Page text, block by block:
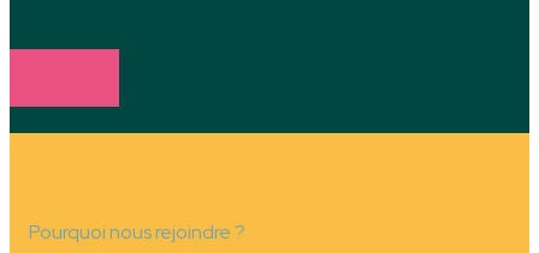
Pourquoi nous rejoindre ?